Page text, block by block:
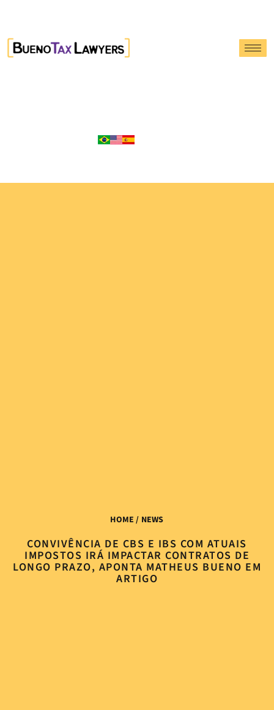
HOME / NEWS
CONVIVÊNCIA DE CBS E IBS COM ATUAIS
IMPOSTOS IRÁ IMPACTAR CONTRATOS DE
LONGO PRAZO, APONTA MATHEUS BUENO EM
ARTIGO